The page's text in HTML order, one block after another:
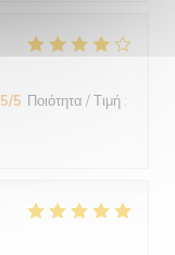
5/5 Ποιότητα / Τιμή :